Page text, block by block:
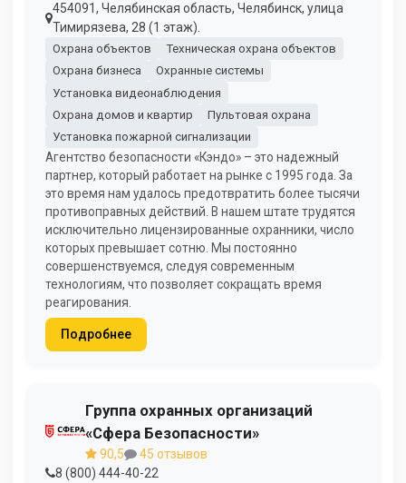
454091, Челябинская область, Челябинск, улица
Тимирязева, 28 (1 этаж).
Охрана объектов
Техническая охрана объектов
Охрана бизнеса
Охранные системы
Установка видеонаблюдения
Охрана домов и квартир
Пультовая охрана
Установка пожарной сигнализации
Агентство безопасности «Кэндо» – это надежный
партнер, который работает на рынке с 1995 года. За
это время нам удалось предотвратить более тысячи
противоправных действий. В нашем штате трудятся
исключительно лицензированные охранники, число
которых превышает сотню. Мы постоянно
совершенствуемся, следуя современным
технологиям, что позволяет сокращать время
реагирования.
Подробнее
Группа охранных организаций
«Сфера Безопасности»
90,5
45 отзывов
8 (800) 444-40-22